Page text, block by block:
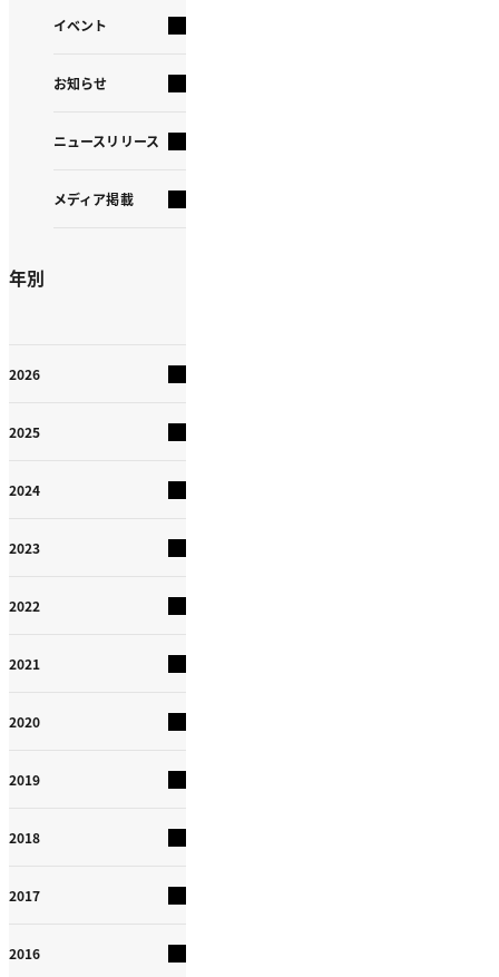
イベント
お知らせ
ニュースリリース
メディア掲載
年別
2026
2025
2024
2023
2022
2021
2020
2019
2018
2017
2016